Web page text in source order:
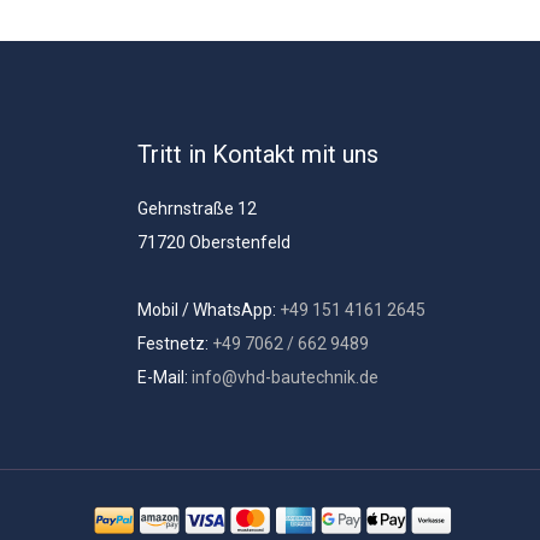
Tritt in Kontakt mit uns
Gehrnstraße 12
71720 Oberstenfeld
Mobil / WhatsApp: +49 151 4161 2645
Festnetz: +49 7062 / 662 9489
E-Mail: info@vhd-bautechnik.de